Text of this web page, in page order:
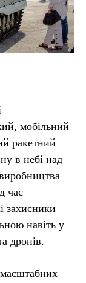
мобільний
ракетний
в небі над
час
захисники
навіть у
дронів.